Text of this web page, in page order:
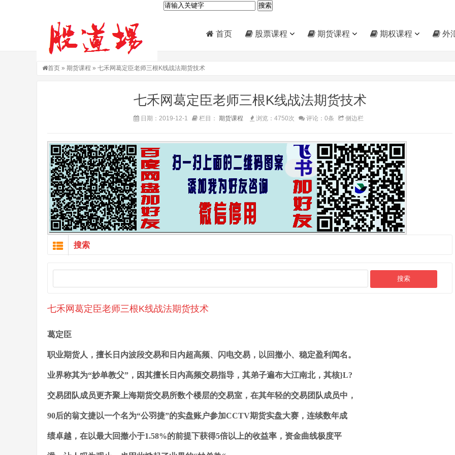
首页 股票课程 期货课程 期权课程 外
首页 » 期货课程 » 七禾网葛定臣老师三根K线战法期货技术
七禾网葛定臣老师三根K线战法期货技术
日期：2019-12-1 栏目： 期货课程 浏览：4750次 评论：0条 侧边栏
搜索
七禾网葛定臣老师三根K线战法期货技术
葛定臣
职业期货人，擅长日内波段交易和日内超高频、闪电交易，以回撤小、稳定盈利闻名。
业界称其为“妙单教父”，因其擅长日内高频交易指导，其弟子遍布大江南北，其核}L?
交易团队成员更齐聚上海期货交易所数个楼层的交易室，在其年轻的交易团队成员中，
90后的翁文捷以一个名为“公羽捷”的实盘账户参加CCTV期货实盘大赛，连续数年成
绩卓越，在以最大回撤小于1.58%的前提下获得5倍以上的收益率，资金曲线极度平